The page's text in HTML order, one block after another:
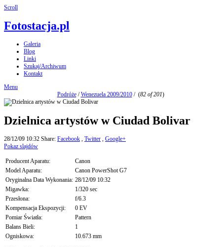
Scroll
Fotostacja.pl
Galeria
Blog
Linki
Szukaj/Archiwum
Kontakt
Menu
Podróże/Wenezuela 2009/2010/ (82 of 201)
Dzielnica artystów w Ciudad Bolivar
28/12/09 10:32 Share: Facebook , Twitter , Google+
Pokaz slajdów
Producent Aparatu:
Canon
Model Aparatu:
Canon PowerShot G7
Oryginalna Data Wykonania: 28/12/09 10:32
Migawka:
1/320 sec
Przesłona:
f/6.3
Kompensacja Ekspozycji:
0 EV
Pomiar Światła:
Pattern
Balans Bieli:
1
Ogniskowa:
10.673 mm